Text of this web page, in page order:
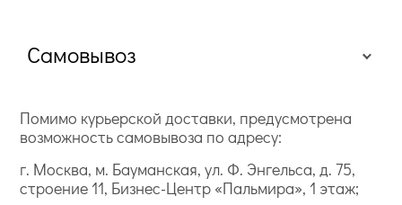
Самовывоз
Помимо курьерской доставки, предусмотрена
возможность самовывоза по адресу:
г. Москва, м. Бауманская, ул. Ф. Энгельса, д. 75,
строение 11, Бизнес-Центр «Пальмира», 1 этаж;